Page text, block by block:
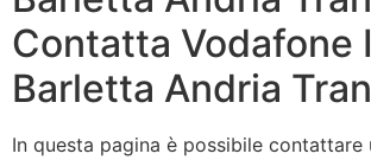
Contatta Vodafone
Barletta Andria
In questa pagina è possibile contattare